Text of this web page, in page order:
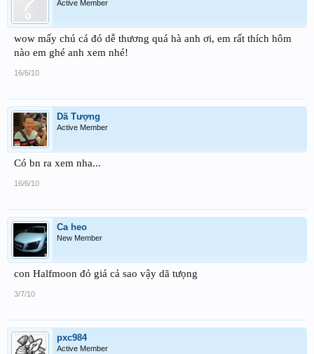
Active Member
wow mấy chú cá đó dễ thương quá hà anh ơi, em rất thích hôm
nào em ghé anh xem nhé!
16/6/10
Dã Tượng
Active Member
Có bn ra xem nha...
16/6/10
Ca heo
New Member
con Halfmoon đỏ giá cả sao vậy dã tưọng
3/7/10
pxc984
Active Member